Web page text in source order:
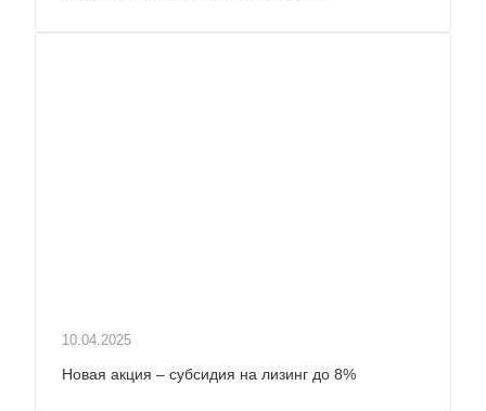
10.04.2025
Новая акция – субсидия на лизинг до 8%